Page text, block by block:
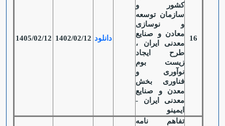
16
کشور و
سازمان توسعه
و نوسازی
معادن و صنایع
معدنی ایران ،
طرح ایجاد
زیست بوم
نوآوری و
فناوری بخش
معدن و صنایع
معدنی ایران -
ایمینو
دانلود 1402/02/12
1405/02/12
تفاهم نامه